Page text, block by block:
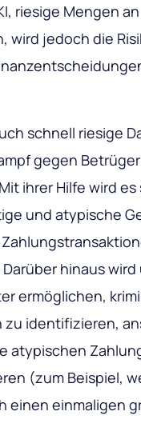
riesige Mengen
wird jedoch die
schnell riesige
gegen
ihrer Hilfe wird
und atypische
hinaus wird
ermöglichen,
zu identifizieren,
atypischen
(zum Beispiel,
einen einmaligen